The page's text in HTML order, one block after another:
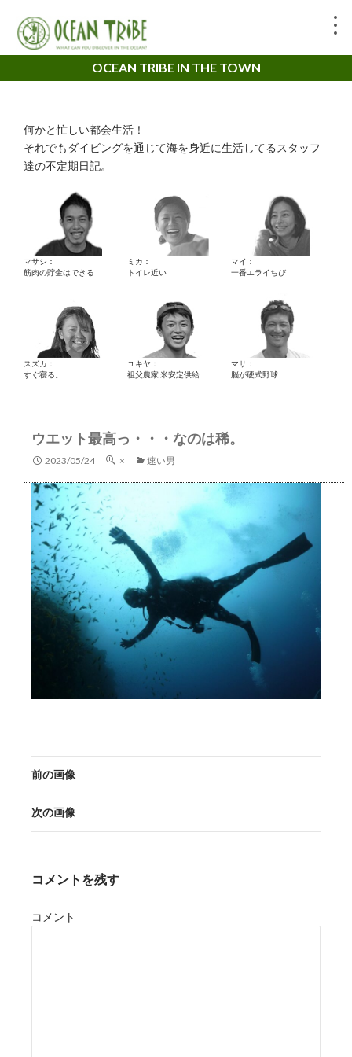
OCEAN TRIBE IN THE TOWN
何かと忙しい都会生活！
それでもダイビングを通じて海を身近に生活してるスタッフ
達の不定期日記。
マサシ：
筋肉の貯金はできる
ミカ：
トイレ近い
マイ：
一番エライちび
スズカ：
すぐ寝る。
ユキヤ：
祖父農家 米安定供給
マサ：
脳が硬式野球
ウエット最高っ・・・なのは稀。
2023/05/24 × 速い男
前の画像
次の画像
コメントを残す
コメント